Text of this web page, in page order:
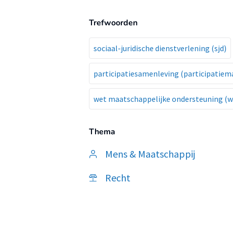
Trefwoorden
sociaal-juridische dienstverlening (sjd)
participatiesamenleving
wet maatschappelijke ondersteuning
Thema
Mens & Maatschappij
Recht